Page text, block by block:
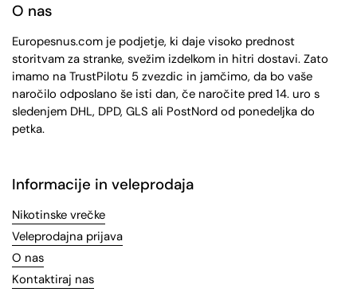
O nas
Europesnus.com je podjetje, ki daje visoko prednost
storitvam za stranke, svežim izdelkom in hitri dostavi. Zato
imamo na TrustPilotu 5 zvezdic in jamčimo, da bo vaše
naročilo odposlano še isti dan, če naročite pred 14. uro s
sledenjem DHL, DPD, GLS ali PostNord od ponedeljka do
petka.
Informacije in veleprodaja
Nikotinske vrečke
Veleprodajna prijava
O nas
Kontaktiraj nas